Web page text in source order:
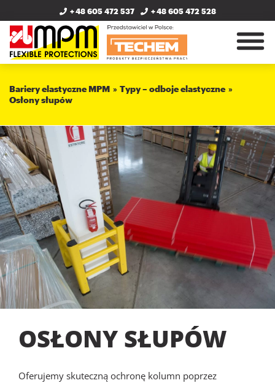
+ 48 605 472 537 + 48 605 472 528
Bariery elastyczne MPM
Typy – odboje elastyczne
Osłony słupów
OSŁONY SŁUPÓW
Oferujemy skuteczną ochronę kolumn poprzez